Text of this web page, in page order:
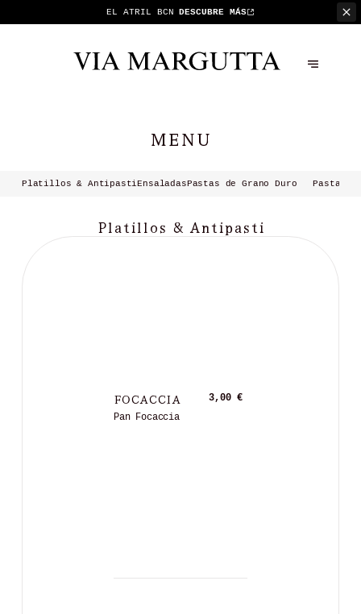
EL ATRIL BCN DESCUBRE MÁS
MENU
Platillos & AntipastiEnsaladasPastas de Grano Duro Pastas
Platillos & Antipasti
FOCACCIA
Pan Focaccia
3,00 €